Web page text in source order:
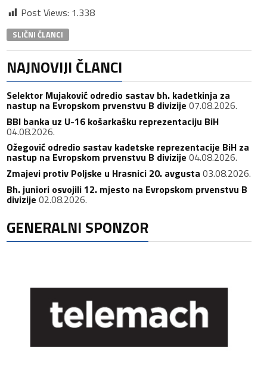
Post Views: 1.338
SLIČNI ČLANCI
NAJNOVIJI ČLANCI
Selektor Mujaković odredio sastav bh. kadetkinja za
nastup na Evropskom prvenstvu B divizije 07.08.2026.
BBI banka uz U-16 košarkašku reprezentaciju BiH
04.08.2026.
Ožegović odredio sastav kadetske reprezentacije BiH za
nastup na Evropskom prvenstvu B divizije 04.08.2026.
Zmajevi protiv Poljske u Hrasnici 20. avgusta 03.08.2026.
Bh. juniori osvojili 12. mjesto na Evropskom prvenstvu B
divizije 02.08.2026.
GENERALNI SPONZOR